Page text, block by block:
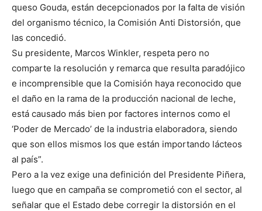
queso Gouda, están decepcionados por la falta de visión
del organismo técnico, la Comisión Anti Distorsión, que
las concedió.
Su presidente, Marcos Winkler, respeta pero no
comparte la resolución y remarca que resulta paradójico
e incomprensible que la Comisión haya reconocido que
el daño en la rama de la producción nacional de leche,
está causado más bien por factores internos como el
‘Poder de Mercado’ de la industria elaboradora, siendo
que son ellos mismos los que están importando lácteos
al país”.
Pero a la vez exige una definición del Presidente Piñera,
luego que en campaña se comprometió con el sector, al
señalar que el Estado debe corregir la distorsión en el